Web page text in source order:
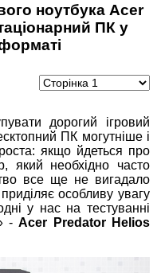
ноутбука Acer
ПК у
дорогий ігровий
ПК могутніше і
якщо йдеться про
який необхідно часто
все ще не вигадало
особливу увагу
у нас на тестуванні
-Acer Predator Helios